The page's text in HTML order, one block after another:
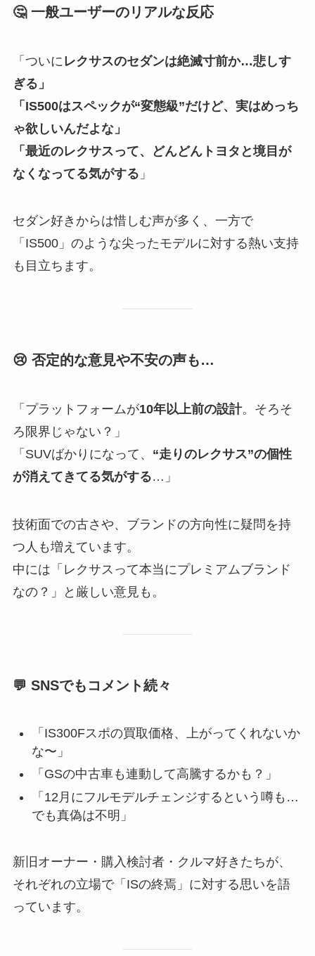
🤔 一般ユーザーのリアルな反応
「ついに レクサスのセダンは絶滅寸前か…悲しす
ぎる」
「IS500はスペックが“変態級”だけど、実はめっち
ゃ欲しいんだよな」
「最近のレクサスって、どんどんトヨタと境目が
なくなってる気がする 」
セダン好きからは惜しむ声が多く、一方で
「IS500」のような尖ったモデルに対する熱い支持
も目立ちます。
😢 否定的な意見や不安の声も…
「プラットフォームが10年以上前の設計。そろそ
ろ限界じゃない？」
「SUVばかりになって、 “走りのレクサス”の個性
が消えてきてる気がする…」
技術面での古さや、ブランドの方向性に疑問を持
つ人も増えています。
中には「レクサスって本当にプレミアムブランド
なの？」と厳しい意見も。
💬 SNSでもコメント続々
「IS300Fスポの買取価格、上がってくれないか
な〜」
「GSの中古車も連動して高騰するかも？」
「12月にフルモデルチェンジするという噂も…
でも真偽は不明」
新旧オーナー・購入検討者・クルマ好きたちが、
それぞれの立場で「ISの終焉」に対する思いを語
っています。